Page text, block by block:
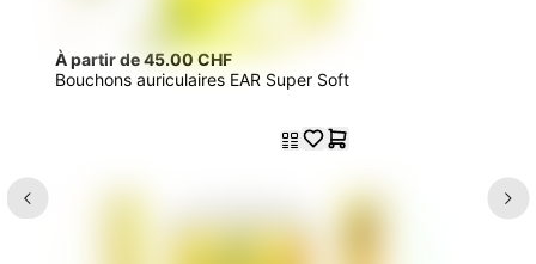
À partir de 45.00 CHF
Bouchons auriculaires EAR Super Soft